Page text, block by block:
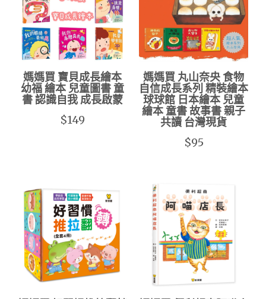
媽媽買 寶貝成長繪本
幼福 繪本 兒童圖書 童
書 認識自我 成長啟蒙
$149
媽媽買 丸山奈央 食物
自信成長系列 精裝繪本
球球館 日本繪本 兒童
繪本 童書 故事書 親子
共讀 台灣現貨
$95